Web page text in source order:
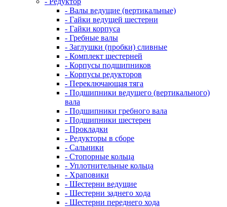
- Валы ведущие (вертикальные)
- Гайки ведущей шестерни
- Гайки корпуса
- Гребные валы
- Заглушки (пробки) сливные
- Комплект шестерней
- Корпусы подшипников
- Корпусы редукторов
- Переключающая тяга
- Подшипники ведущего (вертикального)
вала
- Подшипники гребного вала
- Подшипники шестерен
- Прокладки
- Редукторы в сборе
- Сальники
- Стопорные кольца
- Уплотнительные кольца
- Храповики
- Шестерни ведущие
- Шестерни заднего хода
- Шестерни переднего хода